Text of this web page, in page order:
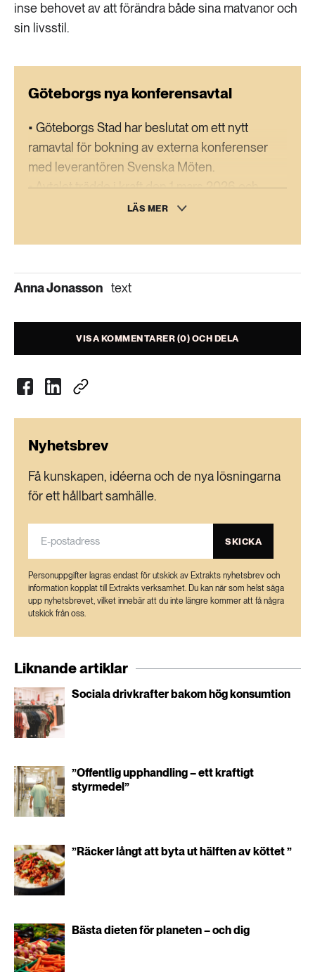
inse behovet av att förändra både sina matvanor och
sin livsstil.
Göteborgs nya konferensavtal
• Göteborgs Stad har beslutat om ett nytt
ramavtal för bokning av externa konferenser
med leverantören Svenska Möten.
• Avtalet trädde i kraft den 1 mars 2026 och
omfattar kommunerna Göteborg, Härryda,
• Avtalet gäller även för flera regionala och
Begravningssamfällighet, Göteborgsregionens
Räddningstjänsten Storgöteborg, Gryning Vård
AB, Stiftelsen Göteborgs sjukhem samt ett antal
Partille Energi, Öckerö Fastighets AB och
• Beslutet fattades av den styrande majoriteten
i Göteborg: Socialdemokraterna, Vänsterpartiet
LÄS MER
Anna Jonasson text
VISA KOMMENTARER (0) OCH DELA
Nyhetsbrev
Få kunskapen, idéerna och de nya lösningarna
för ett hållbart samhälle.
SKICKA
Personuppgifter lagras endast för utskick av Extrakts nyhetsbrev och
information kopplat till Extrakts verksamhet. Du kan när som helst säga
upp nyhetsbrevet, vilket innebär att du inte längre kommer att få några
utskick från oss.
Liknande artiklar
Sociala drivkrafter bakom hög konsumtion
”Offentlig upphandling – ett kraftigt
styrmedel”
”Räcker långt att byta ut hälften av köttet ”
Bästa dieten för planeten – och dig